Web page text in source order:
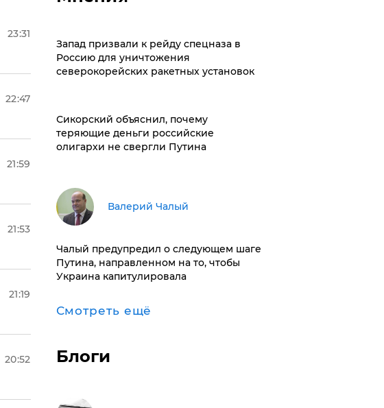
23:31
22:47
21:59
21:53
21:19
20:52
Запад призвали к рейду спецназа в
Россию для уничтожения
северокорейских ракетных установок
Сикорский объяснил, почему
теряющие деньги российские
олигархи не свергли Путина
Валерий Чалый
Чалый предупредил о следующем шаге
Путина, направленном на то, чтобы
Украина капитулировала
Смотреть ещё
Блоги